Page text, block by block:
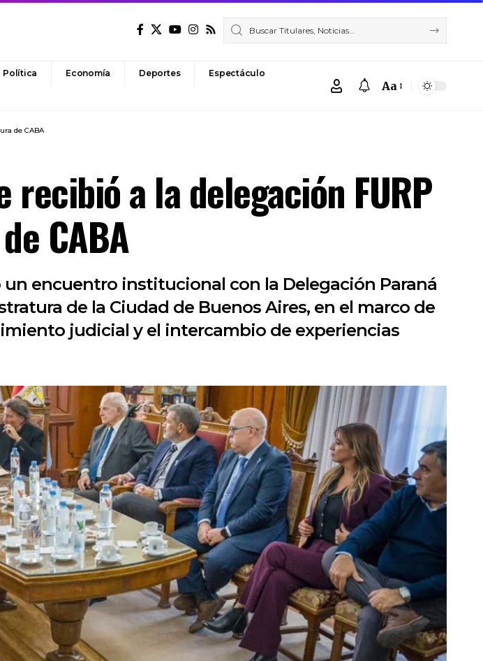
Política Economía Deportes Espectáculo
Font
Aa
de CABA
recibió a la delegación FURP
CABA
encuentro institucional con la Delegación Paraná
de la Ciudad de Buenos Aires, en el marco de
judicial y el intercambio de experiencias